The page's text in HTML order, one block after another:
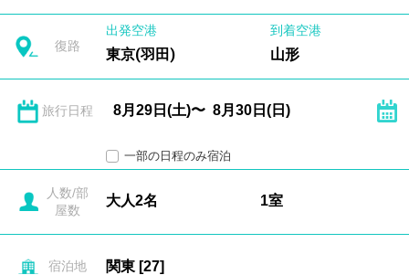
復路
出発空港
東京(羽田)
到着空港
山形
旅行日程
一部の日程のみ宿泊
人数/部
屋数
宿泊地